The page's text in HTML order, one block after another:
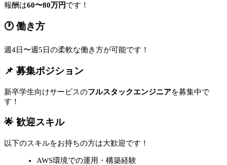
報酬は60〜80万円です！
🕐 働き方
週4日〜週5日の柔軟な働き方が可能です！
📌 募集ポジション
新卒学生向けサービスのフルスタックエンジニアを募集中で
す！
🌟 歓迎スキル
以下のスキルをお持ちの方は大歓迎です！
AWS環境での運用・構築経験